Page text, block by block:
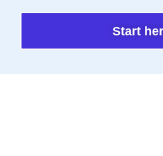
Start her